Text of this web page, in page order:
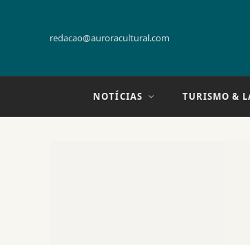
redacao@auroracultural.com
NOTÍCIAS TURISMO &